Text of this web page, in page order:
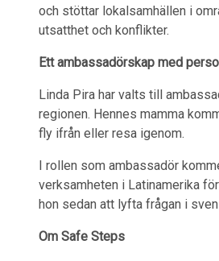
och stöttar lokalsamhällen i
utsatthet och konflikter.
Ett ambassadörskap med
Linda Pira har valts till
regionen. Hennes mamma
fly ifrån eller resa igenom.
I rollen som ambassadör
verksamheten i Latinamerika
hon sedan att lyfta frågan i
Om Safe Steps